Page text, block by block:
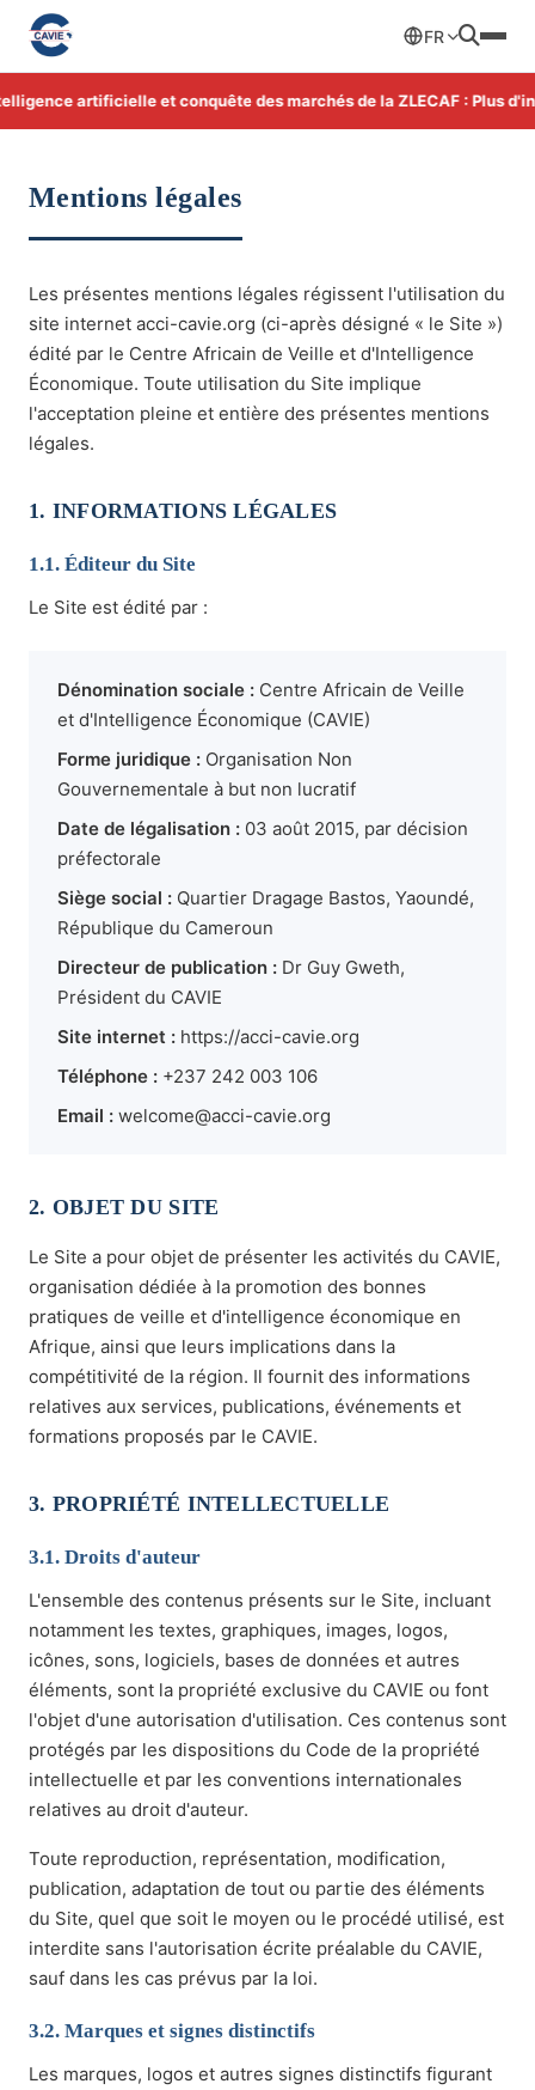
artificielle et conquête des marchés de la ZLECAF : Plus
FR
Mentions légales
Les présentes mentions légales régissent l'utilisation du
site internet acci-cavie.org (ci-après désigné « le Site »)
édité par le Centre Africain de Veille et d'Intelligence
Économique. Toute utilisation du Site implique
l'acceptation pleine et entière des présentes mentions
légales.
1. INFORMATIONS LÉGALES
1.1. Éditeur du Site
Le Site est édité par :
Dénomination sociale : Centre Africain de Veille
et d'Intelligence Économique (CAVIE)
Forme juridique : Organisation Non
Gouvernementale à but non lucratif
Date de légalisation : 03 août 2015, par décision
préfectorale
Siège social : Quartier Dragage Bastos, Yaoundé,
République du Cameroun
Directeur de publication : Dr Guy Gweth,
Président du CAVIE
Site internet : https://acci-cavie.org
Téléphone : +237 242 003 106
Email : welcome@acci-cavie.org
2. OBJET DU SITE
Le Site a pour objet de présenter les activités du CAVIE,
organisation dédiée à la promotion des bonnes
pratiques de veille et d'intelligence économique en
Afrique, ainsi que leurs implications dans la
compétitivité de la région. Il fournit des informations
relatives aux services, publications, événements et
formations proposés par le CAVIE.
3. PROPRIÉTÉ INTELLECTUELLE
3.1. Droits d'auteur
L'ensemble des contenus présents sur le Site, incluant
notamment les textes, graphiques, images, logos,
icônes, sons, logiciels, bases de données et autres
éléments, sont la propriété exclusive du CAVIE ou font
l'objet d'une autorisation d'utilisation. Ces contenus sont
protégés par les dispositions du Code de la propriété
intellectuelle et par les conventions internationales
relatives au droit d'auteur.
Toute reproduction, représentation, modification,
publication, adaptation de tout ou partie des éléments
du Site, quel que soit le moyen ou le procédé utilisé, est
interdite sans l'autorisation écrite préalable du CAVIE,
sauf dans les cas prévus par la loi.
3.2. Marques et signes distinctifs
Les marques, logos et autres signes distinctifs figurant